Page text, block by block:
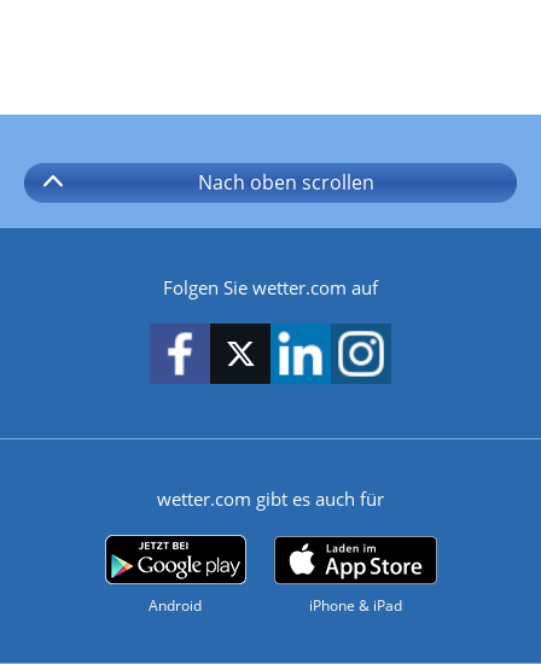
Nach oben scrollen
Folgen Sie wetter.com auf
wetter.com gibt es auch für
Android iPhone & iPad